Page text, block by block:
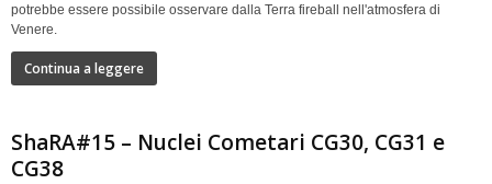
potrebbe essere possibile osservare dalla Terra fireball nell'atmosfera di
Venere.
Continua a leggere
ShaRA#15 – Nuclei Cometari CG30, CG31 e
CG38